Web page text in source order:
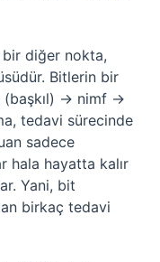
diğer nokta,
Bitlerin bir
(başkıl) → nimf →
tedavi sürecinde
sadece
hala hayatta kalır
Yani, bit
birkaç tedavi